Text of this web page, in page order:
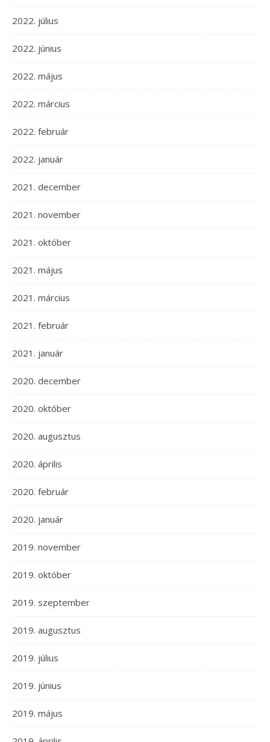
2022. július
2022. június
2022. május
2022. március
2022. február
2022. január
2021. december
2021. november
2021. október
2021. május
2021. március
2021. február
2021. január
2020. december
2020. október
2020. augusztus
2020. április
2020. február
2020. január
2019. november
2019. október
2019. szeptember
2019. augusztus
2019. július
2019. június
2019. május